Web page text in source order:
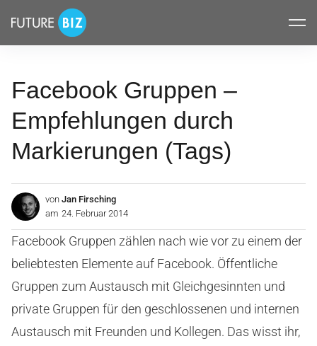
überspringen
FUTUREBIZ
Facebook Gruppen –
Empfehlungen durch
Markierungen (Tags)
von Jan Firsching
am 24. Februar 2014
Facebook Gruppen zählen nach wie vor zu einem der
beliebtesten Elemente auf Facebook. Öffentliche
Gruppen zum Austausch mit Gleichgesinnten und
private Gruppen für den geschlossenen und internen
Austausch mit Freunden und Kollegen. Das wisst ihr,